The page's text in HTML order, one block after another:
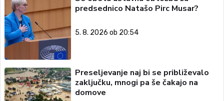
predsednico Natašo Pirc Musar?
5. 8. 2026 ob 20:54
Preseljevanje naj bi se približevalo
zaključku, mnogi pa še čakajo na
domove